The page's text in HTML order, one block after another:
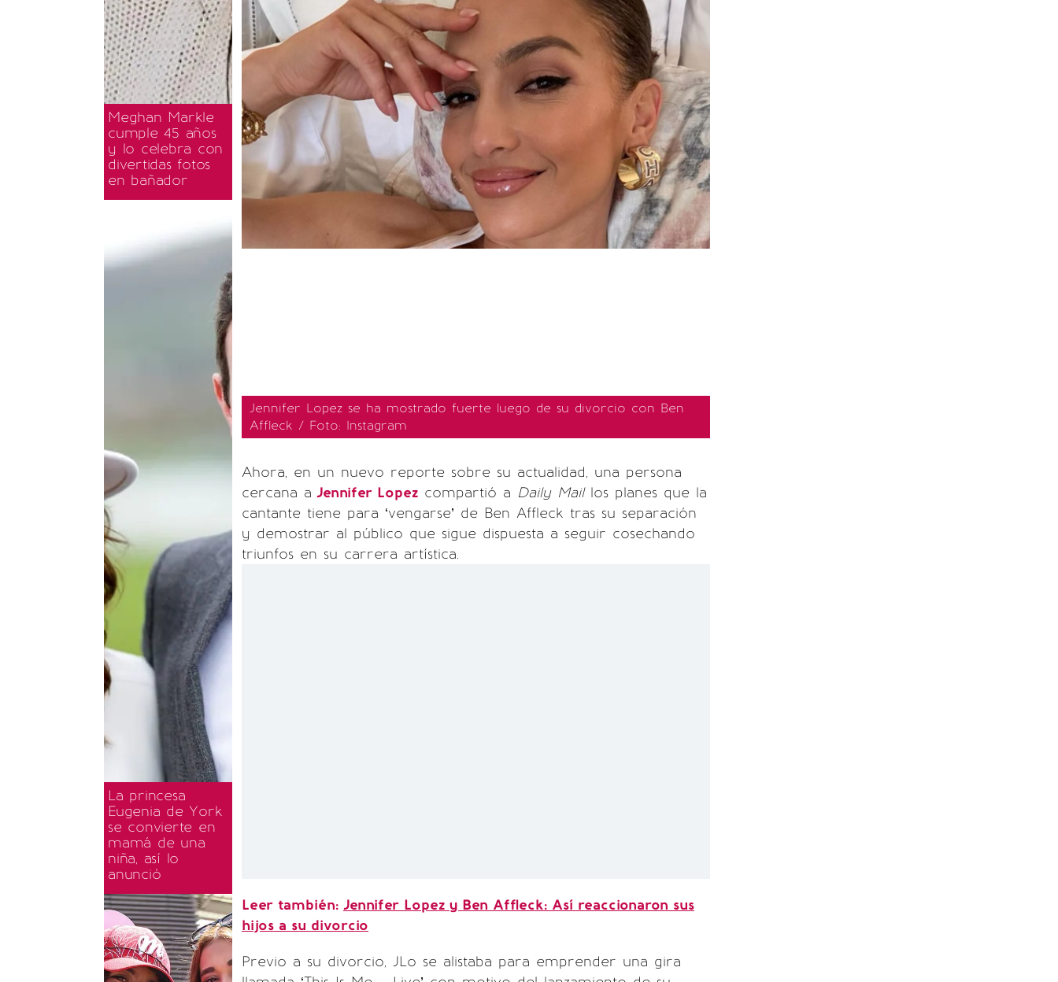
Meghan Markle
cumple 45 años
y lo celebra con
divertidas fotos
en bañador
La princesa
Eugenia de York
se convierte en
mamá de una
niña, así lo
anunció
Jennifer Lopez se ha mostrado fuerte luego de su divorcio con Ben
Affleck / Foto: Instagram
Ahora, en un nuevo reporte sobre su actualidad, una persona
cercana a Jennifer Lopez compartió a Daily Mail los planes que la
cantante tiene para ‘vengarse’ de Ben Affleck tras su separación
y demostrar al público que sigue dispuesta a seguir cosechando
triunfos en su carrera artística.
Leer también: Jennifer Lopez y Ben Affleck: Así reaccionaron sus
hijos a su divorcio
Previo a su divorcio, JLo se alistaba para emprender una gira